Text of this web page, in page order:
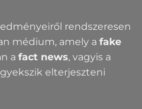
rendszeresen
médium, amely a fake
a fact news, vagyis a
elterjeszteni